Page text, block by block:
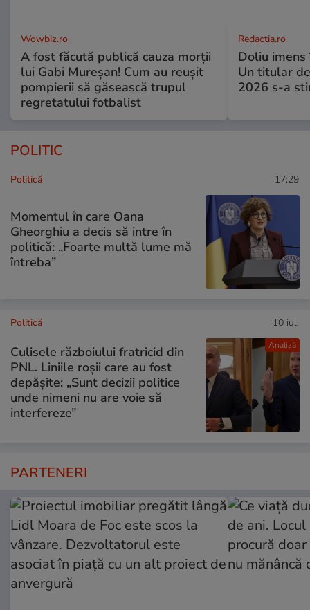
Wowbiz.ro
A fost făcută publică cauza morții
lui Gabi Mureșan! Cum au reușit
pompierii să găsească trupul
regretatului fotbalist
Redactia.ro
Doliu
Un titular
2026 s-a
POLITIC
Politică 17:29
Momentul în care Oana
Gheorghiu a decis să intre în
politică: „Foarte multă lume mă
întreba”
Analiză
Politică 10 iul.
Culisele războiului fratricid din
PNL. Liniile roșii care au fost
depășite: „Sunt decizii politice
unde nimeni nu are voie să
interfereze”
PARTENERI